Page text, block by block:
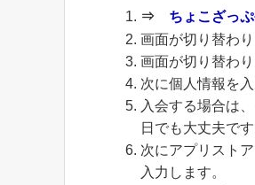
⇒ ちょこざっ
画面が切り替わ
画面が切り替わ
次に個人情報を入
入会する場合は
日でも大丈夫です
次にアプリスト
入力します。